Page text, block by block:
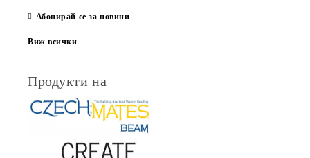
Абонирай се за новини
Виж всички
Продукти на